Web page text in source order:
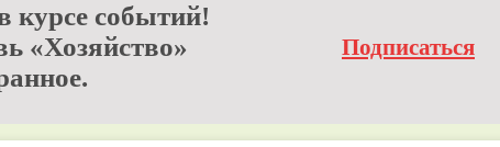
курсе событий!
«Хозяйство»
Подписаться